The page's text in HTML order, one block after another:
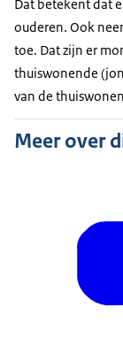
Dat betekent dat
ouderen. Ook
toe. Dat zijn er
thuiswonende
van de
Meer over